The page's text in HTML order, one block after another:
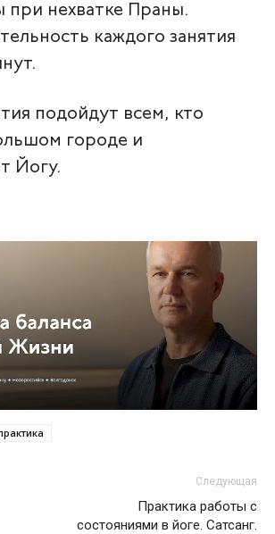
при нехватке Праны.
каждого занятия
подойдут всем, кто
городе и
Йогу.
Следующая
Практика работы с
состояниями в йоге. Сатсанг.